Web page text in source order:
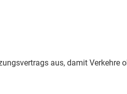
aus, damit Verkehre